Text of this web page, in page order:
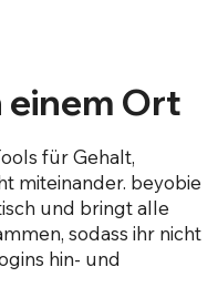
einem Ort
für Gehalt,
miteinander. beyobie
und bringt alle
sodass ihr nicht
hin- und